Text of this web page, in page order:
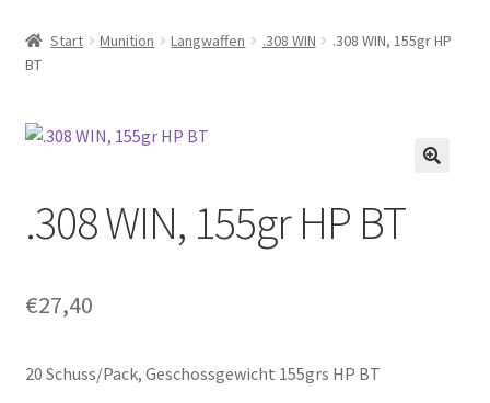
Start Munition Langwaffen .308 WIN
.308 WIN, 155gr HP
BT
.308 WIN, 155gr HP BT
€27,40
20 Schuss/Pack, Geschossgewicht 155grs HP BT